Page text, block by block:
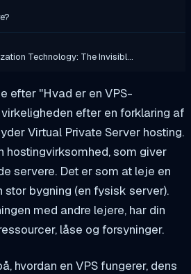
Technology: The Invisibl…
efter "Hvad er en VPS-
efter en forklaring af
Virtual Private Server hosting.
hostingvirksomhed, som giver
servere. Det er som at leje en
stor bygning (en fysisk server).
med andre lejere, har din
låse og forsyninger.
hvordan en VPS fungerer, dens